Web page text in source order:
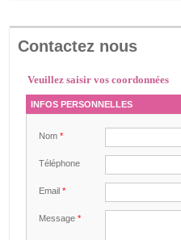
Contactez nous
Veuillez saisir vos coordonnées
INFOS PERSONNELLES
Nom *
Téléphone
Email *
Message *